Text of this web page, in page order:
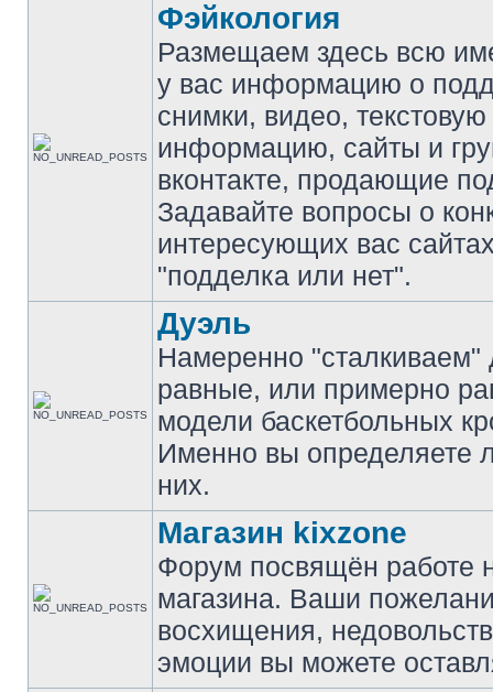
Фэйкология
Размещаем здесь всю
у вас информацию о
снимки, видео, текстовую
информацию, сайты и
вконтакте, продающие
Задавайте вопросы о
интересующих вас
"подделка или нет".
Дуэль
Намеренно "сталкиваем"
равные, или примерно
модели баскетбольных
Именно вы определяете
них.
Магазин kixzone
Форум посвящён работе
магазина. Ваши
восхищения,
эмоции вы можете